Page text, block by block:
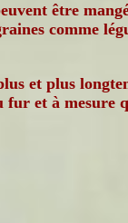
être
comme
et plus
fur et à mesure